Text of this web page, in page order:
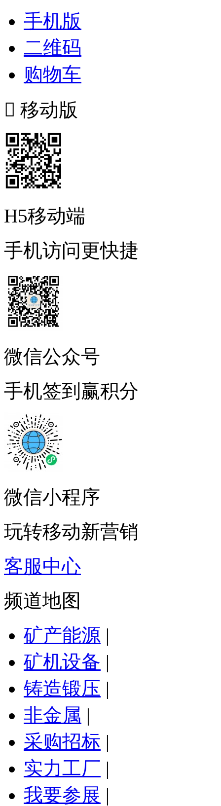
手机版
二维码
购物车
 移动版
H5移动端
手机访问更快捷
微信公众号
手机签到赢积分
微信小程序
玩转移动新营销
客服中心
频道地图
矿产能源 |
矿机设备 |
铸造锻压 |
非金属 |
采购招标 |
实力工厂 |
我要参展 |